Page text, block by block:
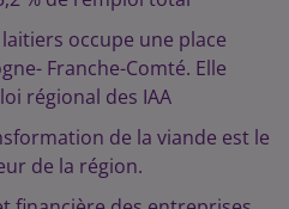
occupe une place
Franche-Comté. Elle
régional des IAA
de la viande est le
de la région.